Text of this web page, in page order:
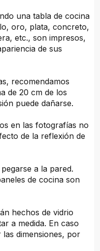
una tabla de cocina
oro, plata, concreto,
etc., son impresos,
de sus
recomendamos
de 20 cm de los
puede dañarse.
en las fotografías no
de la reflexión de
a la pared.
de cocina son
hechos de vidrio
a medida. En caso
las dimensiones, por